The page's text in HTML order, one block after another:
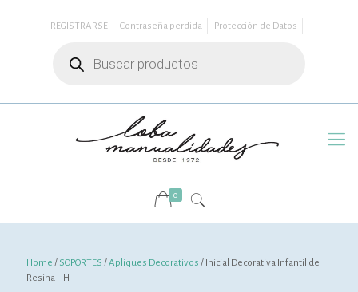
REGISTRARSE Contraseña perdida
Protección de Datos
productos
0
Home / SOPORTES /Apliques Decorativos / Inicial Decorativa Infantil de
Resina – H